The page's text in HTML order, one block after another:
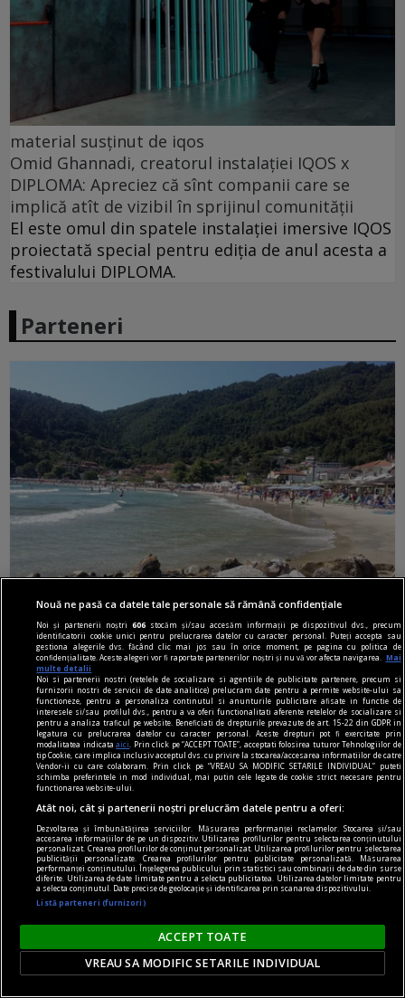
material susținut de iqos
Omid Ghannadi, creatorul instalației IQOS x
DIPLOMA: Apreciez că sînt companii care se
implică atît de vizibil în sprijinul comunității
El este omul din spatele instalației imersive IQOS
proiectată special pentru ediția de anul acesta a
festivalului DIPLOMA.
Parteneri
„Mi-a aruncat numărul în prăpastie”. Pățania unui
turist român în Thasos: a parcat într-o zonă
unde era interzis, iar un localnic i-a smuls plăcuța
de înmatriculare
Vacanța unui turist român pe insula Thasos s-a
transformat într-o experiență neplăcută după ce
a lăsat mașina într-o zonă unde parcarea era
interzisă. Bărbatul susține că un localnic i-a
smuls plăcuța de înmatriculare și a aruncat-o
într-o prăpastie.
Nouă ne pasă ca datele tale personale să rămână confidențiale
Noi și partenerii noștri606 stocăm și/sau accesăm informații pe dispozitivul dvs., precum
identificatorii cookie unici pentru prelucrarea datelor cu caracter personal. Puteți accepta sau
gestiona alegerile dvs. făcând clic mai jos sau în orice moment, pe pagina cu politica de
confidențialitate. Aceste alegeri vor fi raportate partenerilor noștri și nu vă vor afecta navigarea.
Mai
multe detalii
Noi si partenerii nostri (retelele de socializare si agentiile de publicitate partenere, precum si
furnizorii nostri de servicii de date analitice) prelucram date pentru a permite website-ului sa
functioneze, pentru a personaliza continutul si anunturile publicitare afisate in functie de
interesele si/sau profilul dvs., pentru a va oferi functionalitati aferente retelelor de socializare si
pentru a analiza traficul pe website. Beneficiati de drepturile prevazute de art. 15-22 din GDPR in
legatura cu prelucrarea datelor cu caracter personal. Aceste drepturi pot fi exercitate prin
modalitatea indicataaici
. Prin click pe “ACCEPT TOATE”, acceptati folosirea tuturor Tehnologiilor de
tip Cookie, care implica inclusiv acceptul dvs. cu privire la stocarea/accesarea informatiilor de catre
Vendor-ii cu care colaboram. Prin click pe “VREAU SA MODIFIC SETARILE INDIVIDUAL” puteti
schimba preferintele in mod individual, mai putin cele legate de cookie strict necesare pentru
functionarea website-ului.
Atât noi, cât și partenerii noștri prelucrăm datele pentru a oferi:
Dezvoltarea și îmbunătățirea serviciilor. Măsurarea performanței reclamelor. Stocarea și/sau
accesarea informațiilor de pe un dispozitiv. Utilizarea profilurilor pentru selectarea conținutului
personalizat. Crearea profilurilor de conținut personalizat. Utilizarea profilurilor pentru selectarea
publicității personalizate. Crearea profilurilor pentru publicitate personalizată. Măsurarea
performanței conținutului. Înțelegerea publicului prin statistici sau combinații de date din surse
diferite. Utilizarea de date limitate pentru a selecta publicitatea. Utilizarea datelor limitate pentru
a selecta conținutul. Date precise de geolocație și identificarea prin scanarea dispozitivului.
Listă parteneri (furnizori)
ACCEPT TOATE
VREAU SA MODIFIC SETARILE INDIVIDUAL